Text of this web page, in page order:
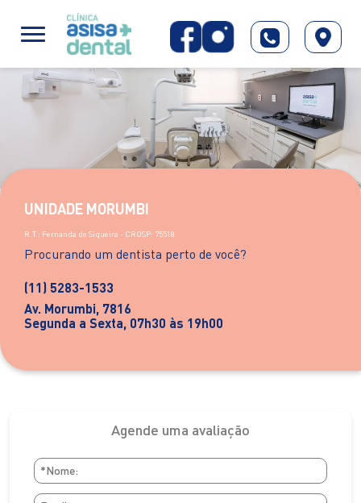
UNIDADE MORUMBI
R.T.: Fernanda de Siqueira - CROSP: 75518
Procurando um dentista perto de você?
(11) 5283-1533
Av. Morumbi, 7816
Segunda a Sexta, 07h30 às 19h00
Agende uma avaliação